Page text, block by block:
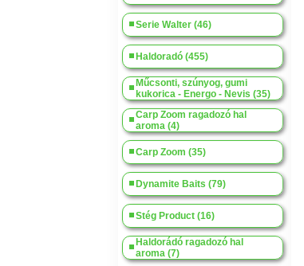
Serie Walter (46)
Haldoradó (455)
Műcsonti, szúnyog, gumi
kukorica - Energo - Nevis (35)
Carp Zoom ragadozó hal
aroma (4)
Carp Zoom (35)
Dynamite Baits (79)
Stég Product (16)
Haldorádó ragadozó hal
aroma (7)